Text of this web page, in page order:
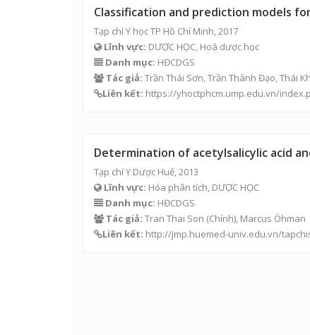
Classification and prediction models
Tạp chí Y học TP Hồ Chí Minh, 2017
Lĩnh vực: DƯỢC HỌC, Hoá dược học
Danh mục: HĐCDGS
Tác giả: Trần Thái Sơn, Trần Thành Đạo, Thái
Liên kết: https://yhoctphcm.ump.edu.vn/
Determination of acetylsalicylic acid
Tạp chí Y Dược Huế, 2013
Lĩnh vực: Hóa phân tích, DƯỢC HỌC
Danh mục: HĐCDGS
Tác giả: Tran Thai Son (Chính), Marcus Öhman
Liên kết: http://jmp.huemed-univ.edu.vn/